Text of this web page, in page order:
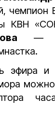
чемпион
КВН
—
эфира и